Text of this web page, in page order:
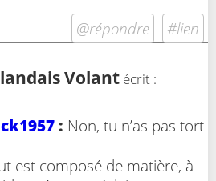
@répondre #lien
Volant écrit :
: Non, tu n’as pas tort
est composé de matière, à